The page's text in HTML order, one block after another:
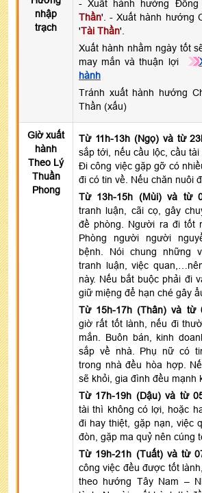
nhập
trạch
- Xuất hành hướng
Thần'. - Xuất hành hướng
'Tài Thần'.
Xuất hành nhằm ngày tốt
may mắn và thuận lợi
hành
Tránh xuất hành hướng
Thần (xấu)
Giờ xuất
hành
Theo Lý
Thuần
Phong
Từ 11h-13h (Ngọ) và từ
sắp tới, nếu cầu lộc, cầu
Đi công việc gặp gỡ có
đi có tin về. Nếu chăn nuôi
Từ 13h-15h (Mùi) và từ
tranh luận, cãi cọ, gây
đề phòng. Người ra đi tốt
Phòng người người
bệnh. Nói chung những
tranh luận, việc
này. Nếu bắt buộc phải đi
giữ miệng để hạn ché gây
Từ 15h-17h (Thân) và từ
giờ rất tốt lành, nếu đi
mắn. Buôn bán, kinh
sắp về nhà. Phụ nữ có
trong nhà đều hòa hợp.
sẽ khỏi, gia đình đều mạnh
Từ 17h-19h (Dậu) và từ
tài thì không có lợi, hoặc
đi hay thiệt, gặp nạn, việc
đòn, gặp ma quỷ nên cúng
Từ 19h-21h (Tuất) và từ
công việc đều được tốt
theo hướng Tây Nam –